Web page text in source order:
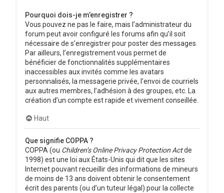
Pourquoi dois-je m’enregistrer ?
Vous pouvez ne pas le faire, mais l’administrateur du
forum peut avoir configuré les forums afin qu’il soit
nécessaire de s’enregistrer pour poster des messages.
Par ailleurs, l’enregistrement vous permet de
bénéficier de fonctionnalités supplémentaires
inaccessibles aux invités comme les avatars
personnalisés, la messagerie privée, l’envoi de courriels
aux autres membres, l’adhésion à des groupes, etc. La
création d’un compte est rapide et vivement conseillée.
Haut
Que signifie COPPA ?
COPPA (ou Children’s Online Privacy Protection Actde
1998) est une loi aux États-Unis qui dit que les sites
Internet pouvant recueillir des informations de mineurs
de moins de 13 ans doivent obtenir le consentement
écrit des parents (ou d’un tuteur légal) pour la collecte